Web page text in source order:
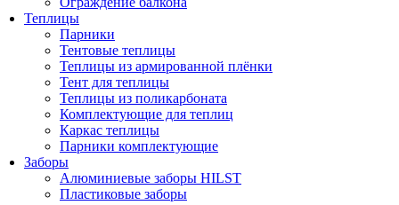
Теплицы
Парники
Тентовые теплицы
Теплицы из армированной плёнки
Тент для теплицы
Теплицы из поликарбоната
Комплектующие для теплиц
Каркас теплицы
Парники комплектующие
Заборы
Алюминиевые заборы HILST
Пластиковые заборы